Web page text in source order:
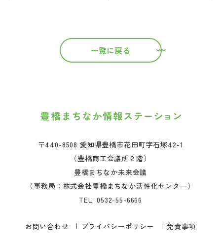
一覧に戻る
〒440-8508 愛知県豊橋市花田町字石塚42-1
（豊橋商工会議所２階）
豊橋まちなか未来会議
（事務局：株式会社豊橋まちなか活性化センター）
TEL:0532-55-6666
お問い合わせ プライバシーポリシー 免責事項